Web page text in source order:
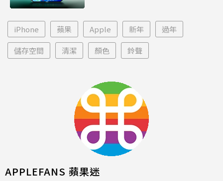
iPhone 蘋果 Apple 新年 過年
儲存空間 清潔 顏色 鈴聲
APPLEFANS 蘋果迷